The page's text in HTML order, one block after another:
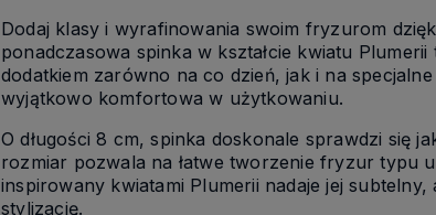
Dodaj klasy i wyrafinowania swoim fryzurom
ponadczasowa spinka w kształcie kwiatu
dodatkiem zarówno na co dzień, jak i na
wyjątkowo komfortowa w użytkowaniu.
O długości 8 cm, spinka doskonale sprawdzi się
rozmiar pozwala na łatwe tworzenie fryzur typu
inspirowany kwiatami Plumerii nadaje jej
stylizację.